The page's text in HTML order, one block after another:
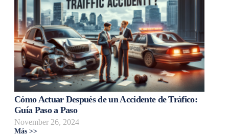
Cómo Actuar Después de un Accidente de Tráfico:
Guía Paso a Paso
November 26, 2024
Más >>